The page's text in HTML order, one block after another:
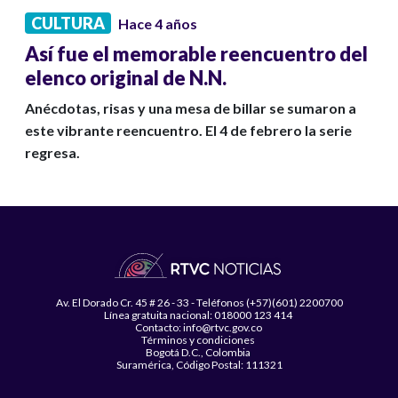
CULTURA Hace 4 años
Así fue el memorable reencuentro del
elenco original de N.N.
Anécdotas, risas y una mesa de billar se sumaron a
este vibrante reencuentro. El 4 de febrero la serie
regresa.
Av. El Dorado Cr. 45 # 26 - 33 - Teléfonos (+57)(601) 2200700
Línea gratuita nacional: 018000 123 414
Contacto: info@rtvc.gov.co
Términos y condiciones
Bogotá D.C., Colombia
Suramérica, Código Postal: 111321